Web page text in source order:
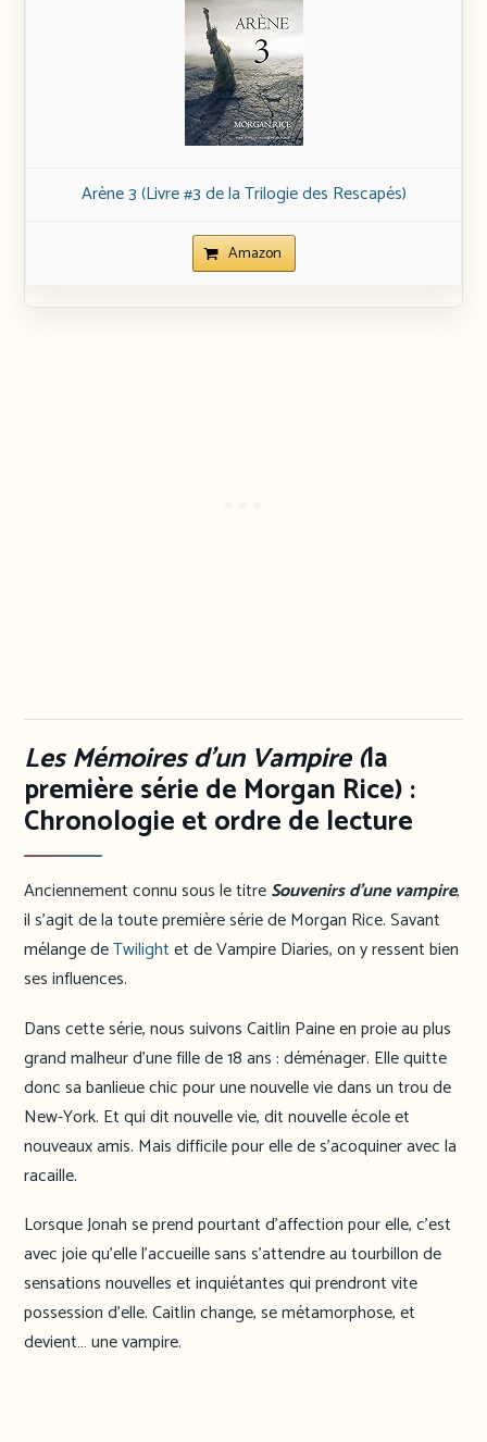
Arène 3 (Livre #3 de la Trilogie des Rescapés)
Amazon
Les Mémoires d’un Vampire (la
première série de Morgan Rice) :
Chronologie et ordre de lecture
Anciennement connu sous le titreSouvenirs d’une vampire,
il s’agit de la toute première série de Morgan Rice. Savant
mélange deTwilightet de Vampire Diaries, on y ressent bien
ses influences.
Dans cette série, nous suivons Caitlin Paine en proie au plus
grand malheur d’une fille de 18 ans : déménager. Elle quitte
donc sa banlieue chic pour une nouvelle vie dans un trou de
New-York. Et qui dit nouvelle vie, dit nouvelle école et
nouveaux amis. Mais difficile pour elle de s’acoquiner avec la
racaille.
Lorsque Jonah se prend pourtant d’affection pour elle, c’est
avec joie qu’elle l’accueille sans s’attendre au tourbillon de
sensations nouvelles et inquiétantes qui prendront vite
possession d’elle. Caitlin change, se métamorphose, et
devient… une vampire.